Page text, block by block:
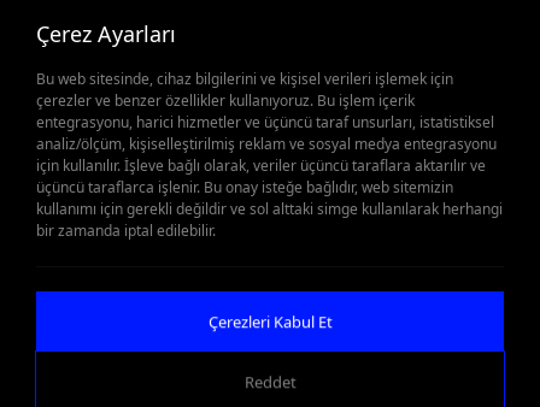
Yedek Parçalar Önemli
Olduğunda
WEB
Çerez Ayarları
Bu web sitesinde, cihaz bilgilerini ve kişisel verileri işlemek için
çerezler ve benzer özellikler kullanıyoruz. Bu işlem içerik
entegrasyonu, harici hizmetler ve üçüncü taraf unsurları, istatistiksel
analiz/ölçüm, kişiselleştirilmiş reklam ve sosyal medya entegrasyonu
için kullanılır. İşleve bağlı olarak, veriler üçüncü taraflara aktarılır ve
üçüncü taraflarca işlenir. Bu onay isteğe bağlıdır, web sitemizin
kullanımı için gerekli değildir ve sol alttaki simge kullanılarak herhangi
bir zamanda iptal edilebilir.
Çerezleri Kabul Et
Reddet